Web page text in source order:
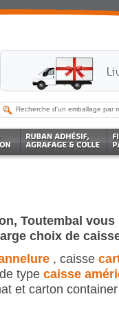
, Toutembal
choix de
, caisse
de type caisse
et carton container